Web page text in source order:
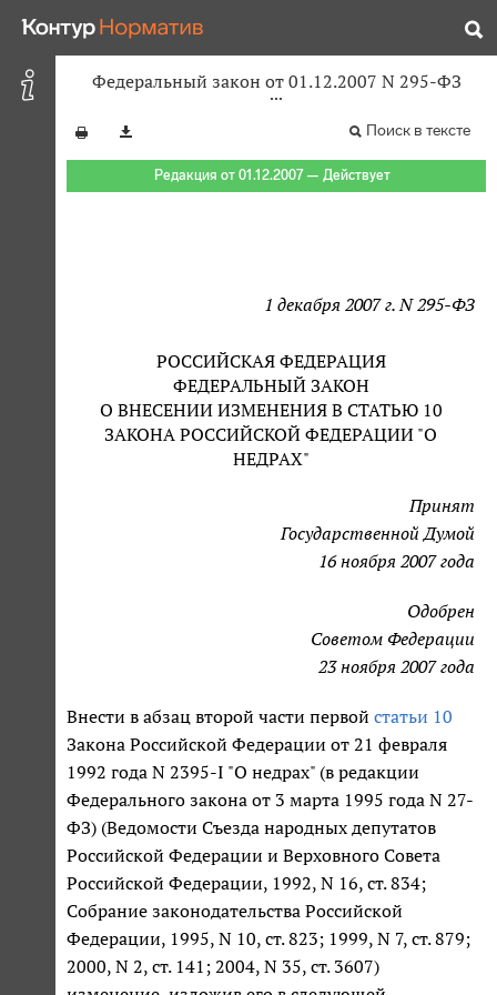
Федеральный закон от 01.12.2007 N 295-ФЗ
Поиск в тексте
Редакция от 01.12.2007 — Действует
1 декабря 2007 г. N 295-ФЗ
РОССИЙСКАЯ ФЕДЕРАЦИЯ
ФЕДЕРАЛЬНЫЙ ЗАКОН
О ВНЕСЕНИИ ИЗМЕНЕНИЯ В СТАТЬЮ 10
ЗАКОНА РОССИЙСКОЙ ФЕДЕРАЦИИ "О
НЕДРАХ"
Принят
Государственной Думой
16 ноября 2007 года
Одобрен
Советом Федерации
23 ноября 2007 года
Внести в абзац второй части первой статьи 10
Закона Российской Федерации от 21 февраля
1992 года N 2395-I "О недрах" (в редакции
Федерального закона от 3 марта 1995 года N 27-
ФЗ) (Ведомости Съезда народных депутатов
Российской Федерации и Верховного Совета
Российской Федерации, 1992, N 16, ст. 834;
Собрание законодательства Российской
Федерации, 1995, N 10, ст. 823; 1999, N 7, ст. 879;
2000, N 2, ст. 141; 2004, N 35, ст. 3607)